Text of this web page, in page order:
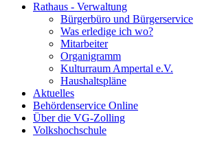
Rathaus - Verwaltung
Bürgerbüro und Bürgerservice
Was erledige ich wo?
Mitarbeiter
Organigramm
Kulturraum Ampertal e.V.
Haushaltspläne
Aktuelles
Behördenservice Online
Über die VG-Zolling
Volkshochschule